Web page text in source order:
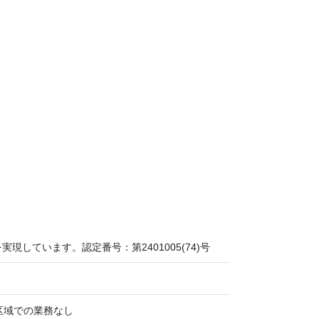
現しています。認定番号：第2401005(74)号
での業務なし